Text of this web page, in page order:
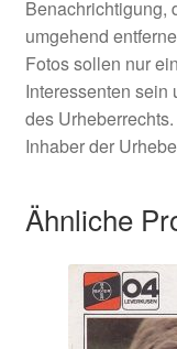
Benachrichtigung,
umgehend
Fotos sollen nur
Interessenten
des
Inhaber der
Ähnliche